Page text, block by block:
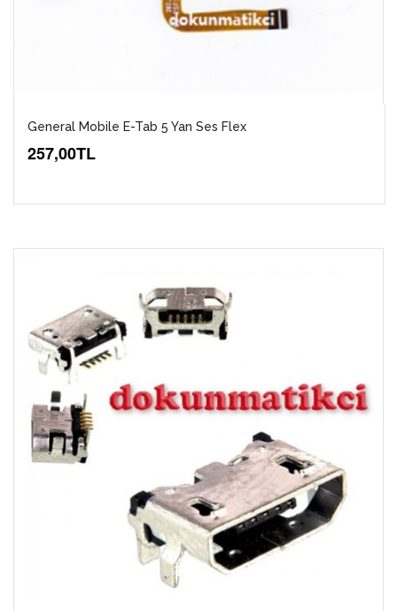
General Mobile E-Tab 5 Yan Ses Flex
257,00TL